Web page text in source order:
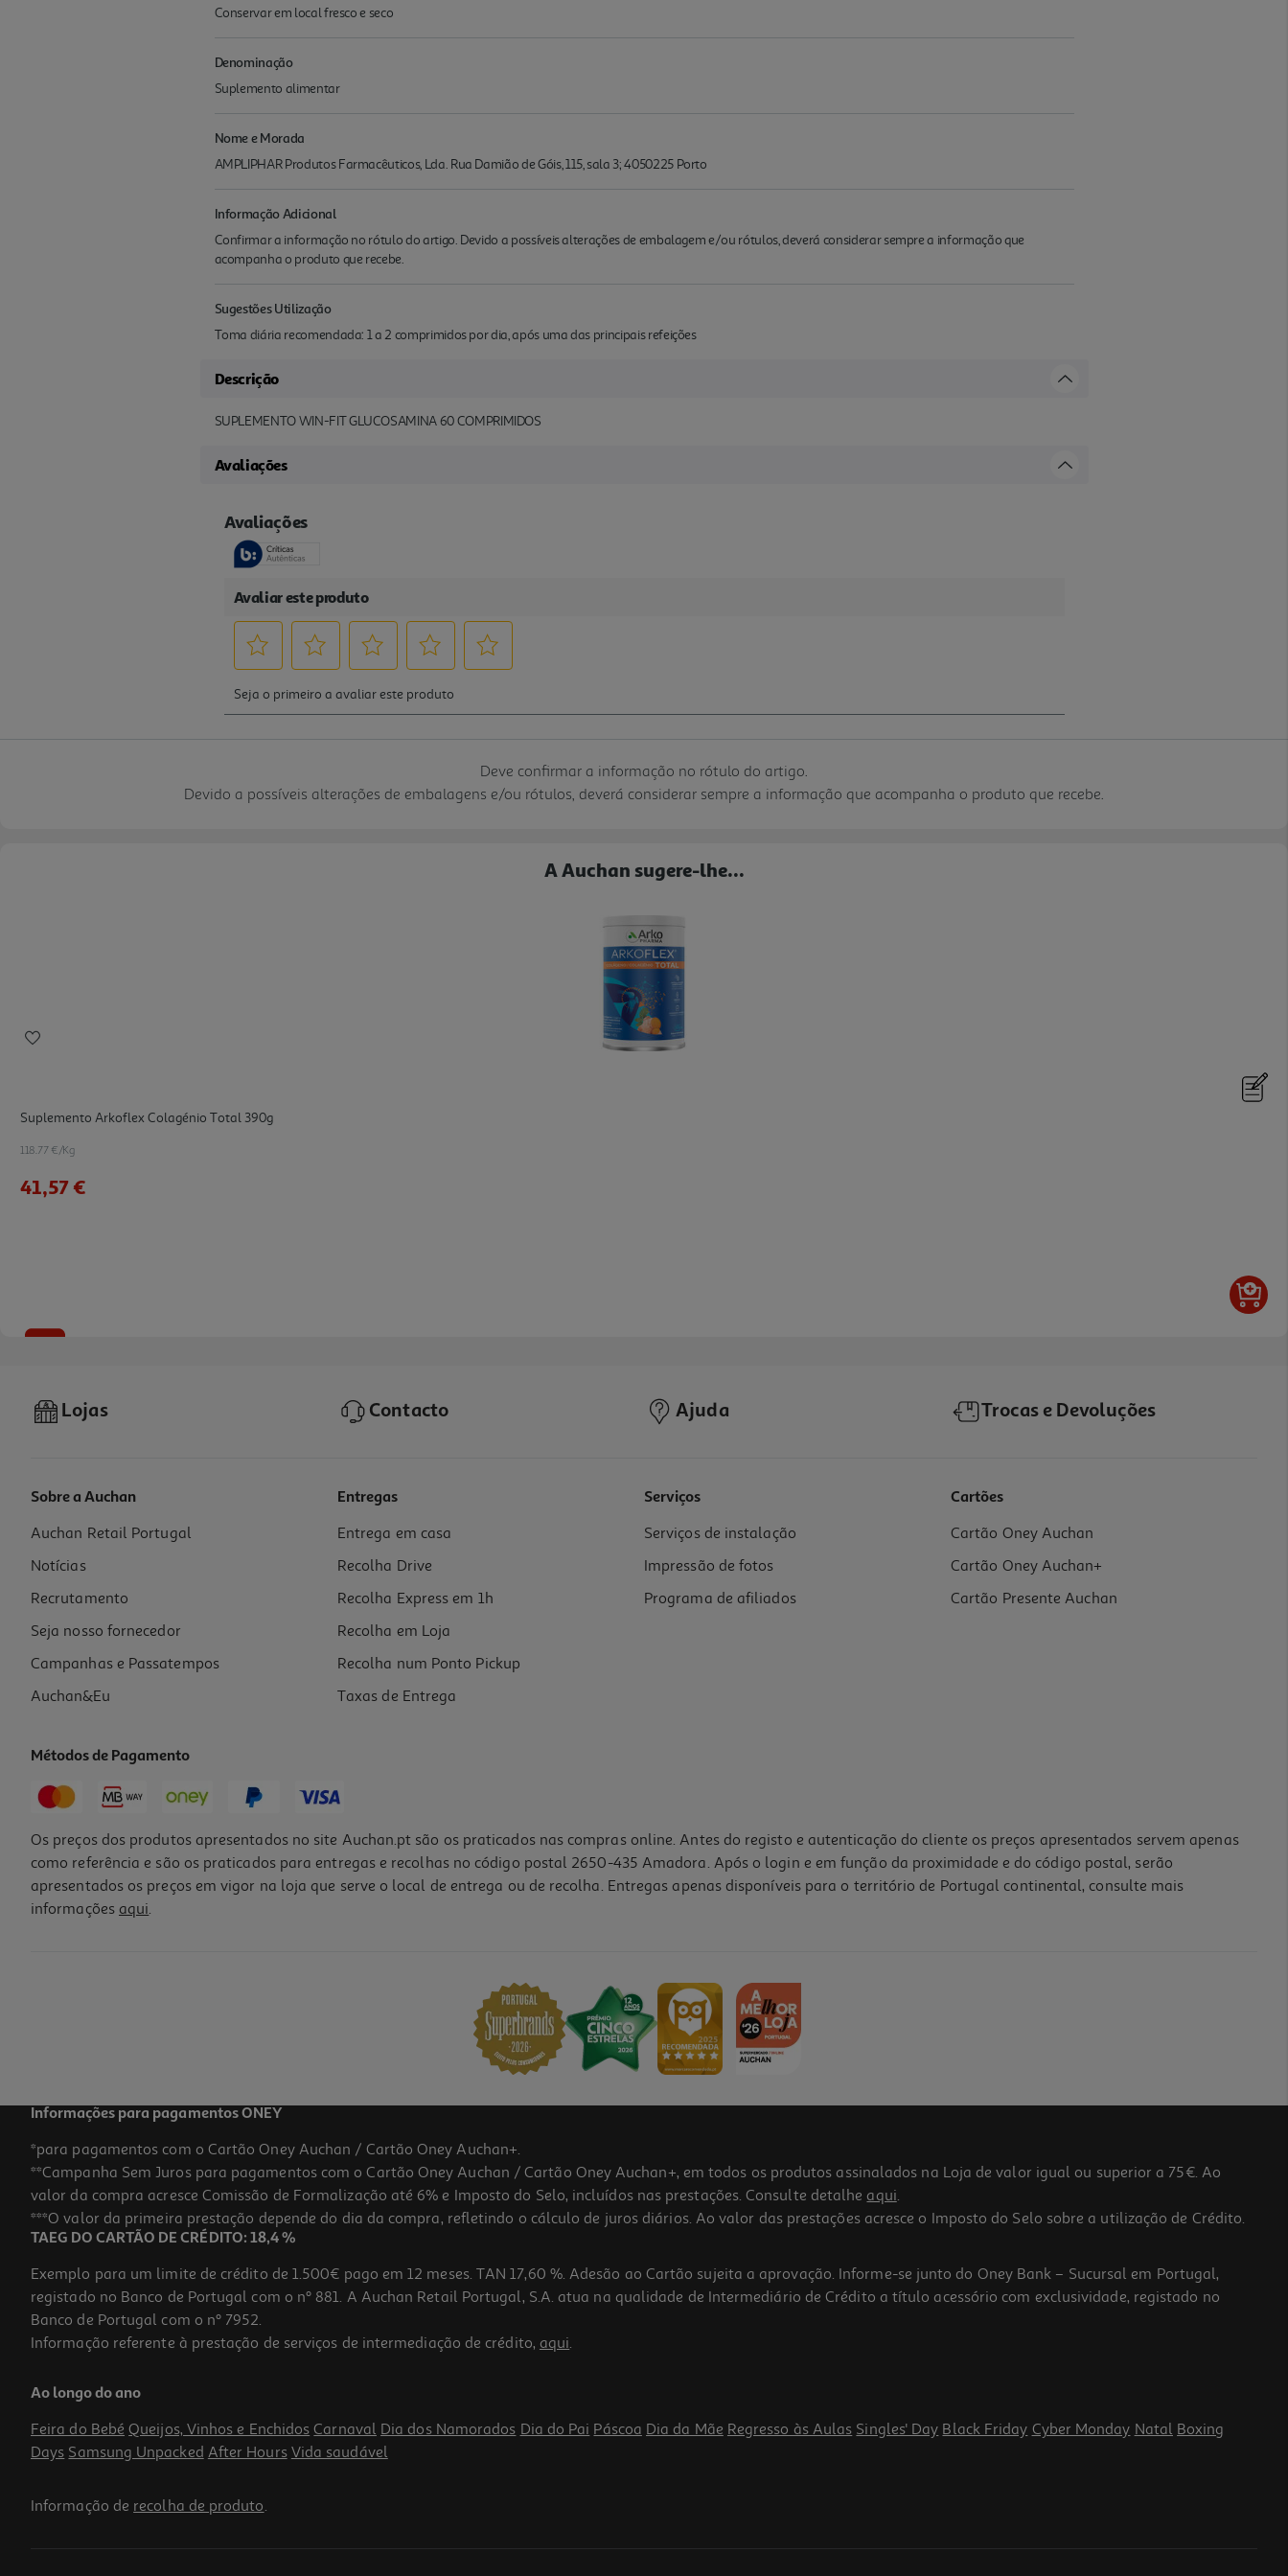
Conservar em local fresco e seco
Denominação
Suplemento alimentar
Nome e Morada
AMPLIPHAR Produtos Farmacêuticos, Lda. Rua Damião de Góis, 115, sala 3; 4050225 Porto
Informação Adicional
Confirmar a informação no rótulo do artigo. Devido a possíveis alterações de embalagem e/ou rótulos, deverá considerar sempre a informação que
acompanha o produto que recebe.
Sugestões Utilização
Toma diária recomendada: 1 a 2 comprimidos por dia, após uma das principais refeições
Descrição
SUPLEMENTO WIN-FIT GLUCOSAMINA 60 COMPRIMIDOS
Avaliações
Deve confirmar a informação no rótulo do artigo.
Devido a possíveis alterações de embalagens e/ou rótulos, deverá considerar sempre a informação que acompanha o produto que recebe.
A Auchan sugere-lhe...
Suplemento Arkoflex Colagénio Total 390g
118.77 €/Kg
41,57 €
Suplemento Iana Articulacoes Flex 60 Comp
0.28 €/un
16,82 €
-20%
18.39 €/un
18,39 €
Lojas Contacto Ajuda Trocas e Devoluções
Sobre a Auchan
Auchan Retail Portugal
Notícias
Recrutamento
Seja nosso fornecedor
Campanhas e Passatempos
Auchan&Eu
Entregas
Entrega em casa
Recolha Drive
Recolha Express em 1h
Recolha em Loja
Recolha num Ponto Pickup
Taxas de Entrega
Serviços
Serviços de instalação
Impressão de fotos
Programa de afiliados
Cartões
Cartão Oney Auchan
Cartão Oney Auchan+
Cartão Presente Auchan
Métodos de Pagamento
Os preços dos produtos apresentados no site Auchan.pt são os praticados nas compras online. Antes do registo e autenticação do cliente os preços apresentados servem apenas
como referência e são os praticados para entregas e recolhas no código postal 2650-435 Amadora. Após o login e em função da proximidade e do código postal, serão
apresentados os preços em vigor na loja que serve o local de entrega ou de recolha. Entregas apenas disponíveis para o território de Portugal continental, consulte mais
informações aqui.
Informações para pagamentos ONEY
*para pagamentos com o Cartão Oney Auchan / Cartão Oney Auchan+.
**Campanha Sem Juros para pagamentos com o Cartão Oney Auchan / Cartão Oney Auchan+, em todos os produtos assinalados na Loja de valor igual ou superior a 75€. Ao
valor da compra acresce Comissão de Formalização até 6% e Imposto do Selo, incluídos nas prestações. Consulte detalhe aqui.
***O valor da primeira prestação depende do dia da compra, refletindo o cálculo de juros diários. Ao valor das prestações acresce o Imposto do Selo sobre a utilização de Crédito.
TAEG DO CARTÃO DE CRÉDITO: 18,4 %
Exemplo para um limite de crédito de 1.500€ pago em 12 meses. TAN 17,60 %. Adesão ao Cartão sujeita a aprovação. Informe-se junto do Oney Bank – Sucursal em Portugal,
registado no Banco de Portugal com o nº 881. A Auchan Retail Portugal, S.A. atua na qualidade de Intermediário de Crédito a título acessório com exclusividade, registado no
Banco de Portugal com o nº 7952.
Informação referente à prestação de serviços de intermediação de crédito, aqui.
Ao longo do ano
Feira do Bebé Queijos, Vinhos e Enchidos Carnaval Dia dos Namorados Dia do Pai Páscoa Dia da Mãe Regresso às Aulas Singles' Day Black Friday Cyber Monday Natal Boxing
Days Samsung Unpacked After Hours Vida saudável
Informação de recolha de produto.